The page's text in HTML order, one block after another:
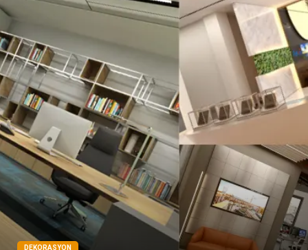
Ambalaj İthalat İhracat
Dernekler ve Birlikler
DEKORASYON